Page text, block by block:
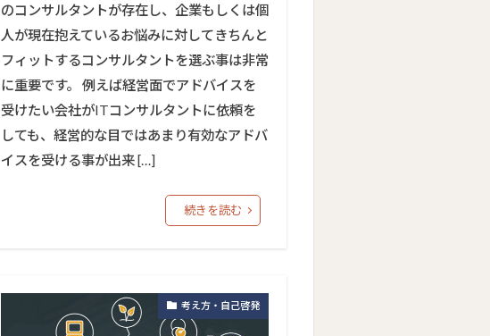
のコンサルタントが存在し、企業もしくは個
人が現在抱えているお悩みに対してきちんと
フィットするコンサルタントを選ぶ事は非常
に重要です。 例えば経営面でアドバイスを
受けたい会社がITコンサルタントに依頼を
しても、経営的な目ではあまり有効なアドバ
イスを受ける事が出来 […]
続きを読む
考え方・自己啓発